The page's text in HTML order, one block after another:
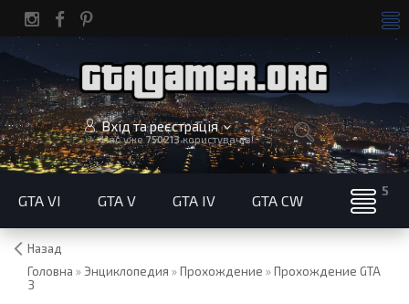
Вхід та реєстрація
Нас уже750213користувачів!
GTA VI GTA V GTA IV GTA CW
Назад
Головна » Энциклопедия »Прохождение »Прохождение GTA
3